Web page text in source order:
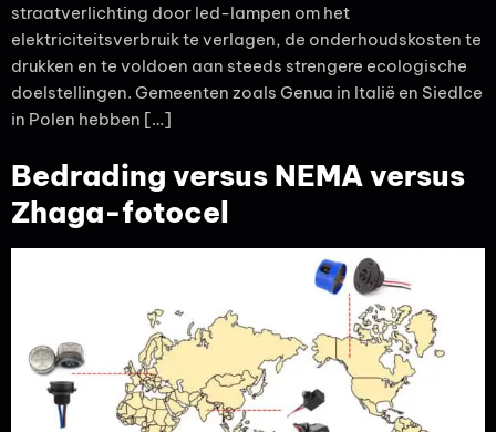
straatverlichting door led-lampen om het
elektriciteitsverbruik te verlagen, de onderhoudskosten te
drukken en te voldoen aan steeds strengere ecologische
doelstellingen. Gemeenten zoals Genua in Italië en Siedlce
in Polen hebben […]
Bedrading versus NEMA versus
Zhaga-fotocel